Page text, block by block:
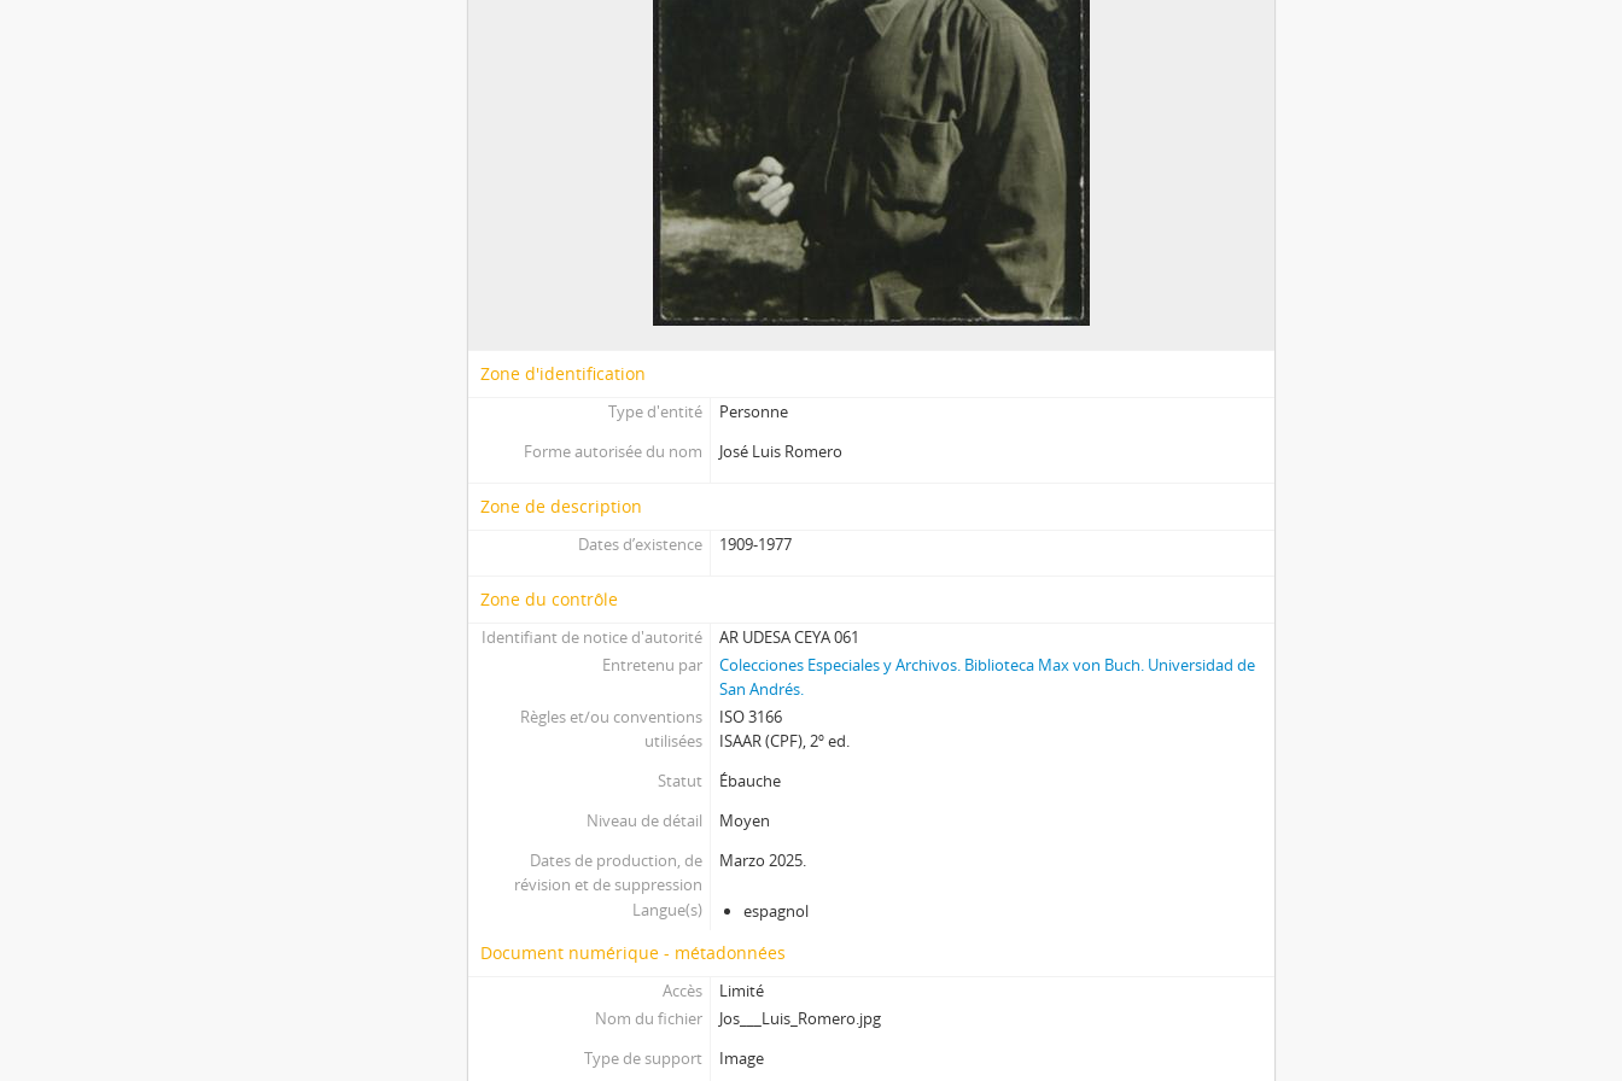
Zone d'identification
Type d'entité
Personne
Forme autorisée du nom
José Luis Romero
Zone de description
Dates d’existence 1909-1977
Zone du contrôle
Identifiant de notice d'autorité
AR UDESA CEYA 061
Entretenu par
Colecciones Especiales y Archivos. Biblioteca Max von Buch. Universidad de
San Andrés.
Règles et/ou conventions
utilisées
ISO 3166
ISAAR (CPF), 2º ed.
Statut
Ébauche
Niveau de détail
Moyen
Dates de production, de
révision et de suppression
Marzo 2025.
Langue(s) espagnol
Document numérique - métadonnées
Accès
Limité
Nom du fichier
Jos___Luis_Romero.jpg
Type de support
Image